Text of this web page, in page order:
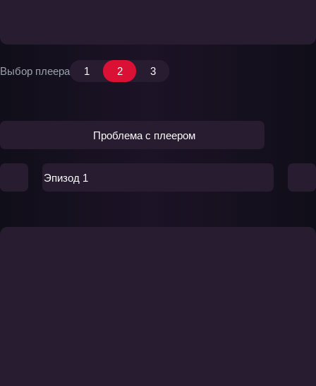
Выбор плеера 1 2 3
Проблема с плеером
Эпизод 1